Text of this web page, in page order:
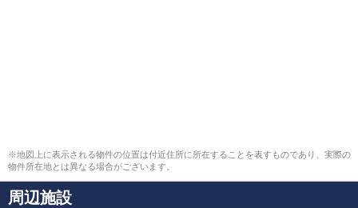
※地図上に表示される物件の位置は付近住所に所在することを表すものであり、実際の
物件所在地とは異なる場合がございます。
周辺施設